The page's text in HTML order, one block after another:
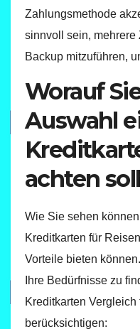
Zahlungsmethode
sinnvoll sein,
Backup mitzuführen,
Worauf
Auswahl
achten
Wie Sie sehen
Kreditkarten für
Vorteile bieten
Ihre Bedürfnisse zu
Kreditkarten
berücksichtigen: